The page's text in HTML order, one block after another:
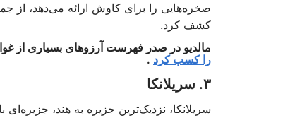
صخره‌هایی را برای کاوش ارائه می‌دهد، از
کشف کرد.
مالدیو در صدر فهرست آرزوهای بسیاری از
را کسب کرد .
۳. سریلانکا
سریلانکا، نزدیک‌ترین جزیره به هند،